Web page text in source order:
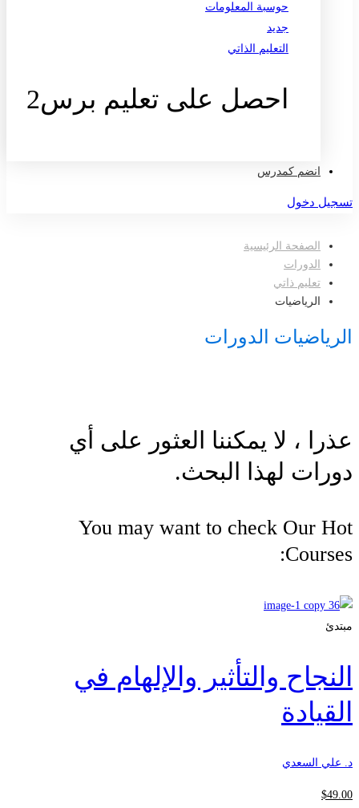
حوسبة المعلومات
جديد
التعليم الذاتي
احصل على تعليم برس2
انضم كمدرس
تسجيل دخول
الصفحة الرئيسية
الدورات
تعليم ذاتي
الرياضيات
الرياضيات الدورات
عذرا ، لا يمكننا العثور على أي
دورات لهذا البحث.
You may want to check Our Hot
Courses:
مبتدئ
النجاح والتأثير والإلهام في
القيادة
د. علي السعدي
$49.00